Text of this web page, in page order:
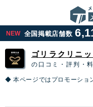
NEW 全国掲載店舗数
ゴリラクリニ
の口コミ・評判・
◆ 本ページではプロモーショ